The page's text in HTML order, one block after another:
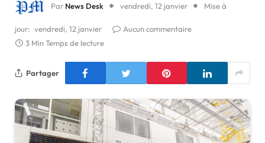
Par News Desk vendredi, 12 janvier Mise à
jour: vendredi, 12 janvier
Aucun commentaire
3 Min Temps de lecture
Partager